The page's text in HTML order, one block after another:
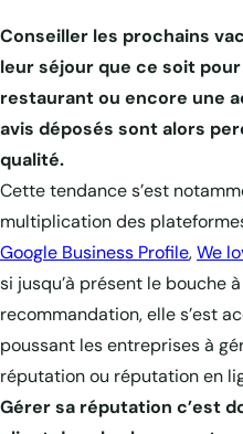
Conseiller les prochains
leur séjour que ce soit
restaurant ou encore une
avis déposés sont alors
qualité.
Cette tendance s’est
multiplication des
Google Business Profile,We
si jusqu’à présent le bouche
recommandation, elle s’est
poussant les entreprises à
réputation ou réputation en
Gérer sa réputation c’est